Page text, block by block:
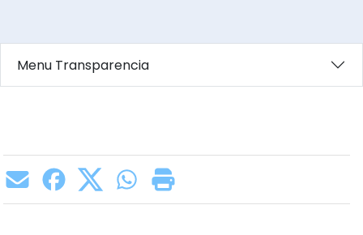
Menu Transparencia